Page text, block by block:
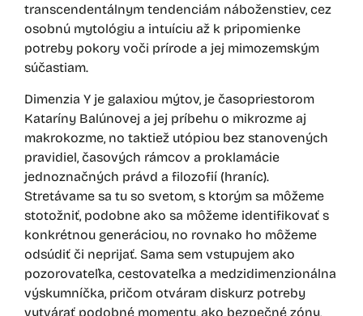
transcendentálnym tendenciám náboženstiev, cez
osobnú mytológiu a intuíciu až k pripomienke
potreby pokory voči prírode a jej mimozemským
súčastiam.
Dimenzia Y je galaxiou mýtov, je časopriestorom
Kataríny Balúnovej a jej príbehu o mikrozme aj
makrokozme, no taktiež utópiou bez stanovených
pravidiel, časových rámcov a proklamácie
jednoznačných právd a filozofií (hraníc).
Stretávame sa tu so svetom, s ktorým sa môžeme
stotožniť, podobne ako sa môžeme identifikovať s
konkrétnou generáciou, no rovnako ho môžeme
odsúdiť či neprijať. Sama sem vstupujem ako
pozorovateľka, cestovateľka a medzidimenzionálna
výskumníčka, pričom otváram diskurz potreby
vytvárať podobné momenty, ako bezpečné zóny,